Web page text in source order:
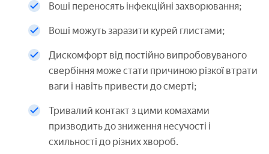
Воші переносять інфекційні захворювання;
Воші можуть заразити курей глистами;
Дискомфорт від постійно випробовуваного
свербіння може стати причиною різкої втрати
ваги і навіть привести до смерті;
Тривалий контакт з цими комахами
призводить до зниження несучості і
схильності до різних хвороб.